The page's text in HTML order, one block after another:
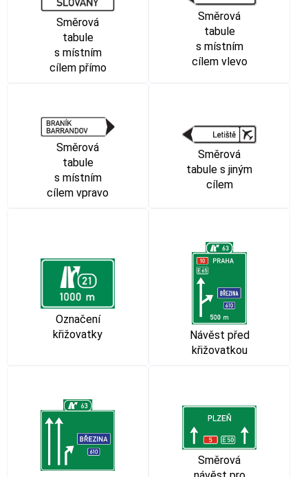
Směrová
tabule
s místním
cílem přímo
Směrová
tabule
s místním
cílem vlevo
Směrová
tabule
s místním
cílem vpravo
Směrová
tabule s jiným
cílem
Označení
křižovatky
Návěst před
křižovatkou
Směrová